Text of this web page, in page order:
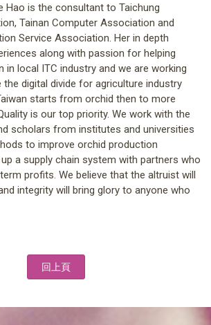
Hao is the consultant to Taichung
Tainan Computer Association and
Service Association. Her in depth
along with passion for helping
in local ITC industry and we are working
digital divide for agriculture industry
starts from orchid then to more
is our top priority. We work with the
scholars from institutes and universities
to improve orchid production
a supply chain system with partners who
profits. We believe that the altruist will
integrity will bring glory to anyone who
回上頁